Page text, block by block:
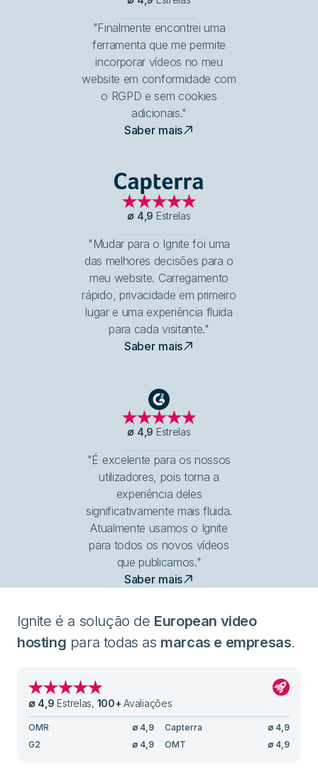
"Finalmente encontrei uma
ferramenta que me permite
incorporar vídeos no meu
website em conformidade com
o RGPD e sem cookies
adicionais."
Saber mais
Capterra
∅ 4,9 Estrelas
"Mudar para o Ignite foi uma
das melhores decisões para o
meu website. Carregamento
rápido, privacidade em primeiro
lugar e uma experiência fluida
para cada visitante."
Saber mais
G2
∅ 4,9 Estrelas
"É excelente para os nossos
utilizadores, pois torna a
experiência deles
significativamente mais fluida.
Atualmente usamos o Ignite
para todos os novos vídeos
que publicamos."
Saber mais
Ignite é a solução de European video
hosting para todas as marcas e empresas.
∅ 4,9 Estrelas, 100+ Avaliações
OMR ∅ 4,9 Capterra ∅ 4,9
G2
∅ 4,9 OMT ∅ 4,9